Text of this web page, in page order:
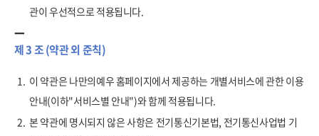
관이 우선적으로 적용됩니다.
제 3 조 (약관 외 준칙)
1. 이 약관은 나만의예우 홈페이지에서 제공하는 개별서비스에 관한 이용
안내(이하"서비스별 안내")와 함께 적용됩니다.
2. 본 약관에 명시되지 않은 사항은 전기통신기본법, 전기통신사업법 기